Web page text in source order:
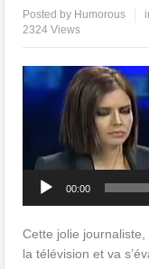
Posted by Humorous
2324 Views
Lecteur
vidéo
00:00
Cette jolie
la télévision et va